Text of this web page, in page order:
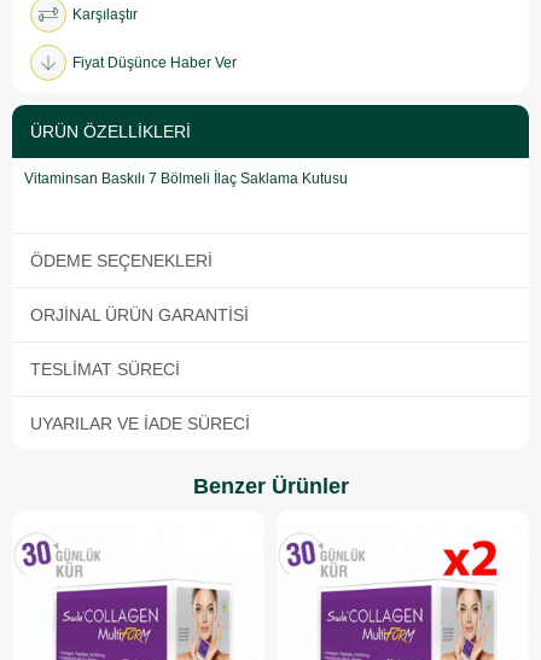
Karşılaştır
Fiyat Düşünce Haber Ver
ÜRÜN ÖZELLIKLERI
Vitaminsan Baskılı 7 Bölmeli İlaç Saklama Kutusu
ÖDEME SEÇENEKLERI
ORJINAL ÜRÜN GARANTISI
TESLIMAT SÜRECI
UYARILAR VE İADE SÜRECI
Benzer Ürünler